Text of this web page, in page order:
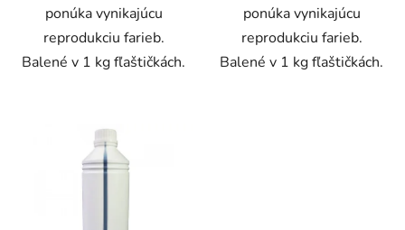
ponúka vynikajúcu
reprodukciu farieb.
Balené v 1 kg fľaštičkách.
ponúka vynikajúcu
reprodukciu farieb.
Balené v 1 kg fľaštičkách.